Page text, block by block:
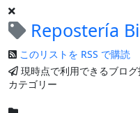
Repostería
このリストを RSS で購読
現時点で利用できるブロ
カテゴリー